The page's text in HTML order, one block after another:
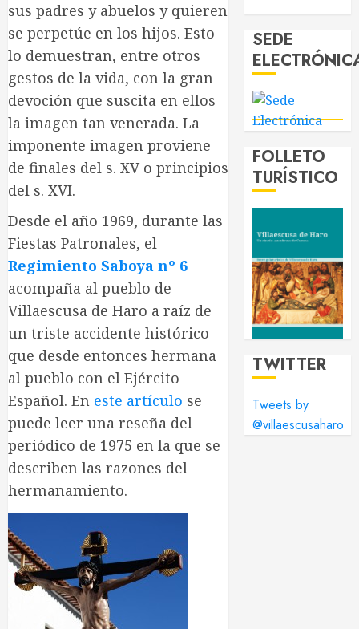
sus padres y abuelos y quieren
se perpetúe en los hijos. Esto
lo demuestran, entre otros
gestos de la vida, con la gran
devoción que suscita en ellos
la imagen tan venerada. La
imponente imagen proviene
de finales del s. XV o principios
del s. XVI.
Desde el año 1969, durante las
Fiestas Patronales, el
Regimiento Saboya nº 6
acompaña al pueblo de
Villaescusa de Haro a raíz de
un triste accidente histórico
que desde entonces hermana
al pueblo con el Ejército
Español. En este artículo se
puede leer una reseña del
periódico de 1975 en la que se
describen las razones del
hermanamiento.
SEDE
FOLLETO
TURÍSTICO
TWITTER
Tweets by
@villaescusaharo